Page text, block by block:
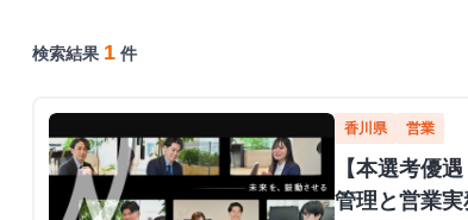
検索結果 1 件
香川県 営業
【本選考優
管理と営業